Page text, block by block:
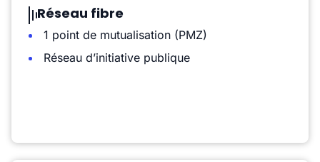
Réseau fibre
1 point de mutualisation (PMZ)
Réseau d’initiative publique